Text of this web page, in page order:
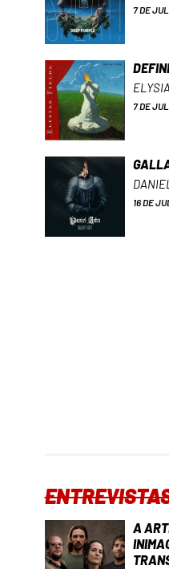
7 DE
7 DE
16 DE
A